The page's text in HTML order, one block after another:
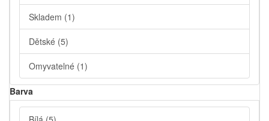
Skladem (1)
Dětské (5)
Omyvatelné (1)
Barva